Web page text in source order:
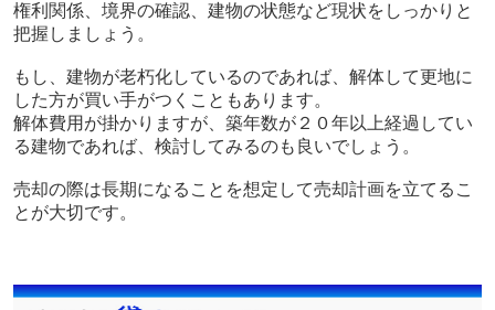
権利関係、境界の確認、建物の状態など現状をしっかりと
把握しましょう。
もし、建物が老朽化しているのであれば、解体して更地に
した方が買い手がつくこともあります。
解体費用が掛かりますが、築年数が２０年以上経過してい
る建物であれば、検討してみるのも良いでしょう。
売却の際は長期になることを想定して売却計画を立てるこ
とが大切です。